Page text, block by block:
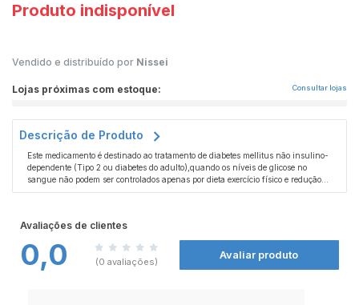
Produto indisponível
Vendido e distribuído por Nissei
Lojas próximas com estoque: Consultar lojas
Descrição de Produto
Este medicamento é destinado ao tratamento de diabetes mellitus não insulino-
dependente (Tipo 2 ou diabetes do adulto),quando os níveis de glicose no
sangue não podem ser controlados apenas por dieta exercício físico e redução
de peso. DAONIL 5MG É UM MEDICAMENTO. SEU USO PODE TRAZER
Avaliações de clientes
0,0 (0 avaliações)
Avaliar produto